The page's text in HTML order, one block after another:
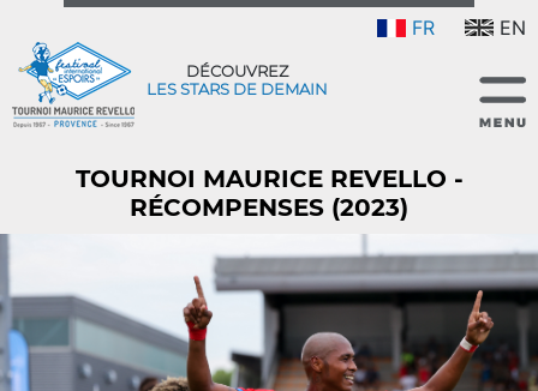
FR EN
DÉCOUVREZ
LES STARS DE DEMAIN
TOURNOI MAURICE REVELLO -
RÉCOMPENSES (2023)